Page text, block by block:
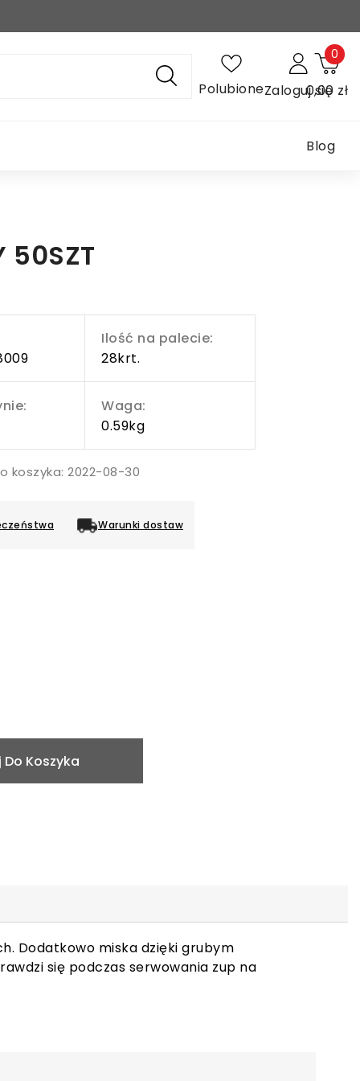
PolubioneZaloguj się
0,00 zł
0
Blog
50SZT
Ilość na palecie:
28krt.
Waga:
0.59kg
koszyka: 2022-08-30
Warunki dostaw
Koszyka
Dodatkowo miska dzięki grubym
się podczas serwowania zup na